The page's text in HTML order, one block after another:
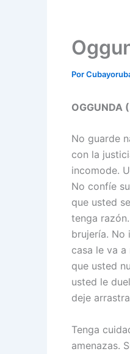
Por
OGGUNDA
No guarde
con la
incomode.
No confíe
que usted
tenga
brujería. No
casa le va
que usted
usted le
deje
Tenga
amenazas.